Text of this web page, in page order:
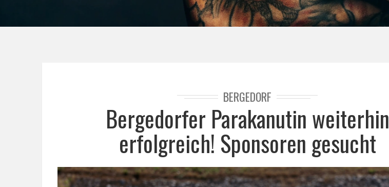
BERGEDORF
Bergedorfer Parakanutin weiterhin
erfolgreich! Sponsoren gesucht